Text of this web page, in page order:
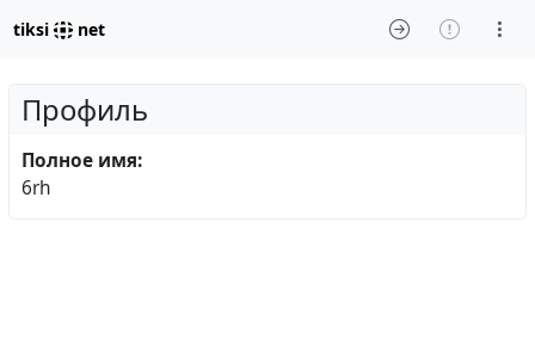
tiksi net
Профиль
Полное имя:
6rh